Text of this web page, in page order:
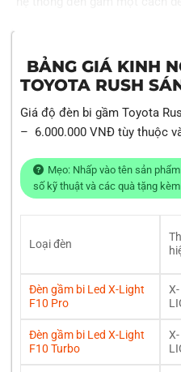
BẢNG GIÁ KINH
TOYOTA RUSH
Giá độ đèn bi gầm Toyota
– 6.000.000 VNĐ tùy thuộc
Mẹo: Nhấp vào tên sản
số kỹ thuật và các quà tặng
Loại đèn
Đèn gầm bi Led X-Light
F10 Pro
X-
Đèn gầm bi Led X-Light
F10 Turbo
X-